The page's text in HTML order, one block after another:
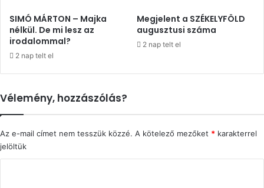
SIMÓ MÁRTON – Majka
nélkül. De mi lesz az
irodalommal?
2 nap telt el
Megjelent a SZÉKELYFÖLD
augusztusi száma
2 nap telt el
Vélemény, hozzászólás?
Az e-mail címet nem tesszük közzé. A kötelező mezőket * karakterrel
jelöltük